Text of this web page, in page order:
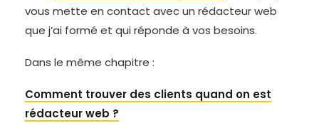
vous mette en contact avec un rédacteur web
que j’ai formé et qui réponde à vos besoins.
Dans le même chapitre :
Comment trouver des clients quand on est
rédacteur web ?